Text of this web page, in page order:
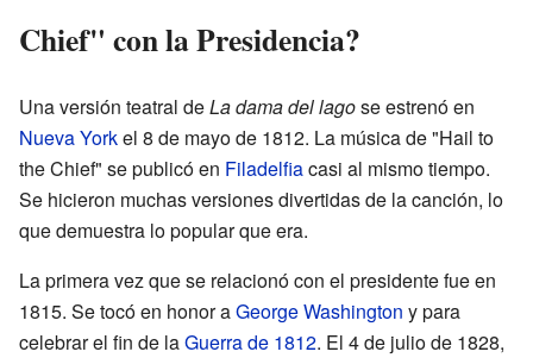
Chief" con la Presidencia?
Una versión teatral deLa dama del lagose estrenó en
Nueva Yorkel 8 de mayo de 1812. La música de "Hail to
the Chief" se publicó en Filadelfiacasi al mismo tiempo.
Se hicieron muchas versiones divertidas de la canción, lo
que demuestra lo popular que era.
La primera vez que se relacionó con el presidente fue en
1815. Se tocó en honor aGeorge Washington y para
celebrar el fin de laGuerra de 1812. El 4 de julio de 1828,